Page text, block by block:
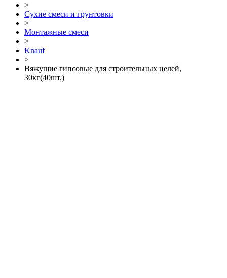
>
Сухие смеси и грунтовки
>
Монтажные смеси
>
Knauf
>
Вяжущие гипсовые для строительных целей,
30кг(40шт.)